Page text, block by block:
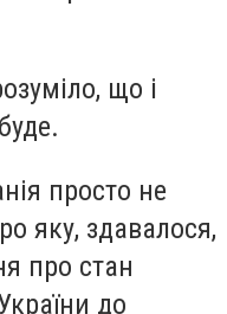
що і
просто не
яку, здавалося,
про стан
до